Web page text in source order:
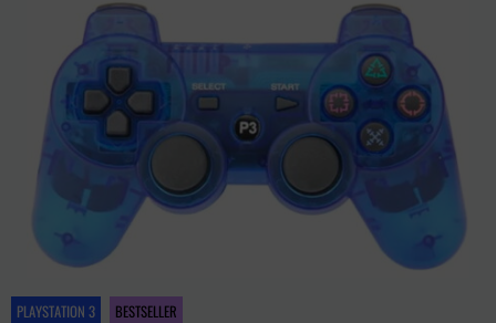
PLAYSTATION 3 BESTSELLER